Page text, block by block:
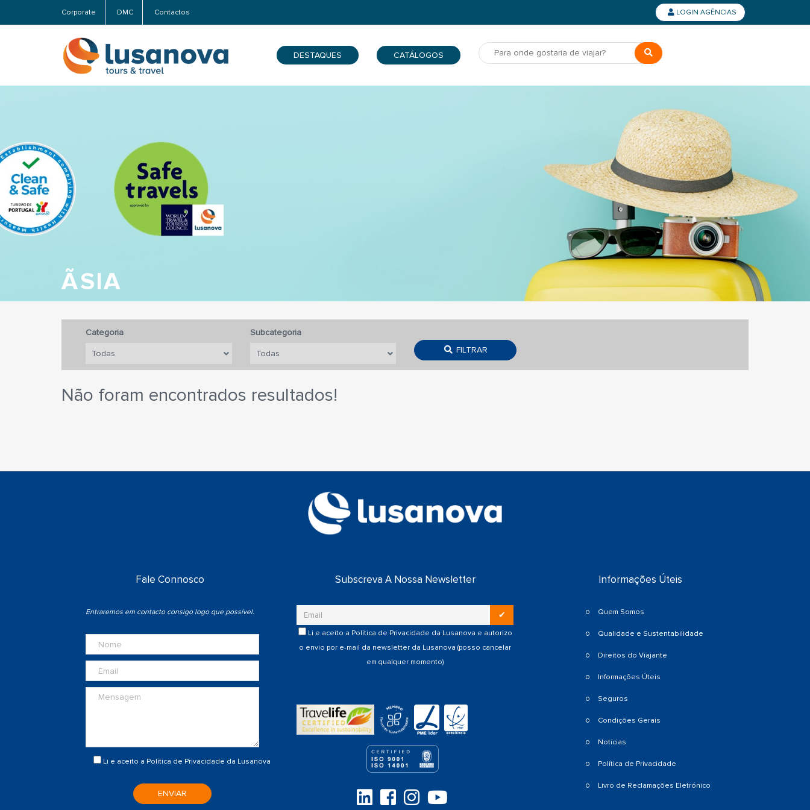
Corporate DMC Contactos LOGIN AGÊNCIAS
DESTAQUES CATÁLOGOS
ÃSIA
Categoria
Subcategoria
FILTRAR
Não foram encontrados resultados!
Fale Connosco
Entraremos em contacto consigo logo que possível.
Li e aceito a Política de Privacidade da Lusanova
ENVIAR
Subscreva A Nossa Newsletter
✔
Li e aceito a Política de Privacidade da Lusanova e autorizo
o envio por e-mail da newsletter da Lusanova (posso cancelar
em qualquer momento)
Informações Úteis
Quem Somos
Qualidade e Sustentabilidade
Direitos do Viajante
Informações Úteis
Seguros
Condições Gerais
Notícias
Política de Privacidade
Livro de Reclamações Eletrónico